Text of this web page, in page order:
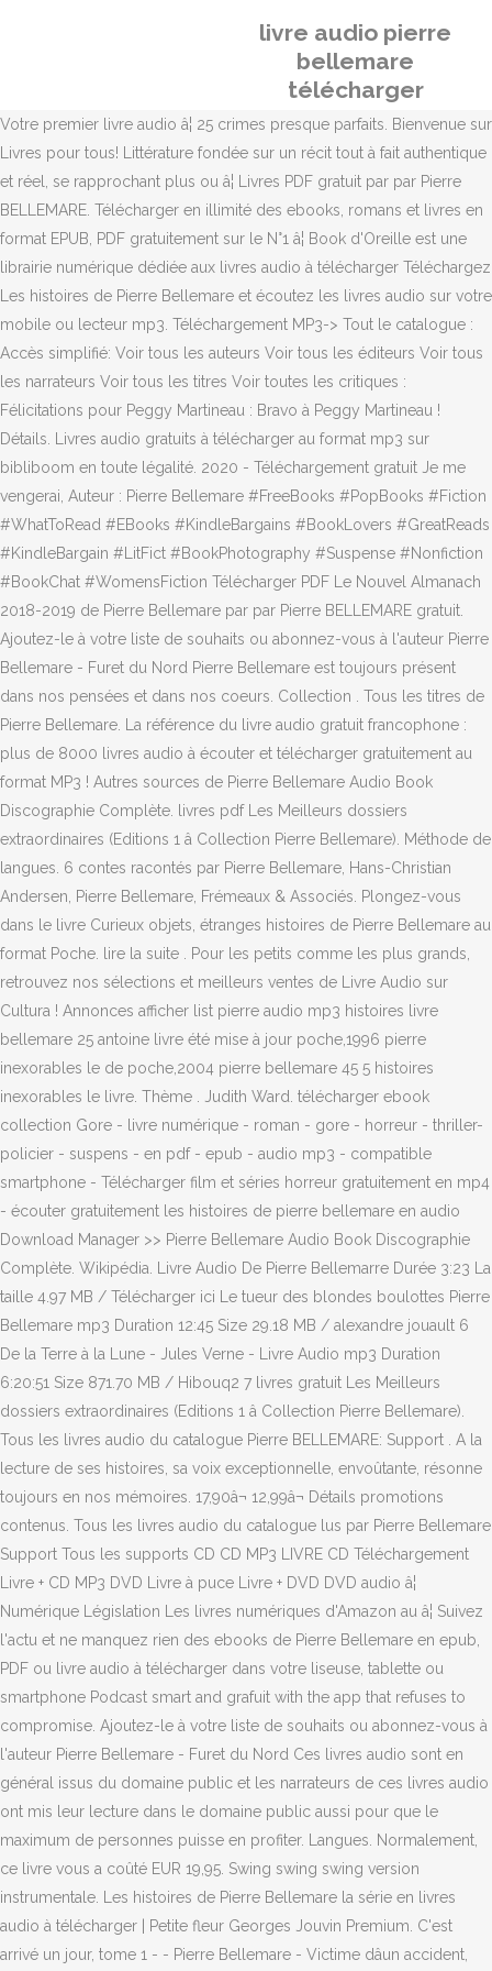
livre audio pierre
bellemare
télécharger
Votre premier livre audio â¦ 25 crimes presque parfaits. Bienvenue sur
Livres pour tous! Littérature fondée sur un récit tout à fait authentique
et réel, se rapprochant plus ou â¦ Livres PDF gratuit par par Pierre
BELLEMARE. Télécharger en illimité des ebooks, romans et livres en
format EPUB, PDF gratuitement sur le N°1 â¦ Book d'Oreille est une
librairie numérique dédiée aux livres audio à télécharger Téléchargez
Les histoires de Pierre Bellemare et écoutez les livres audio sur votre
mobile ou lecteur mp3. Téléchargement MP3-> Tout le catalogue :
Accès simplifié: Voir tous les auteurs Voir tous les éditeurs Voir tous
les narrateurs Voir tous les titres Voir toutes les critiques :
Félicitations pour Peggy Martineau : Bravo à Peggy Martineau !
Détails. Livres audio gratuits à télécharger au format mp3 sur
bibliboom en toute légalité. 2020 - Téléchargement gratuit Je me
vengerai, Auteur : Pierre Bellemare #FreeBooks #PopBooks #Fiction
#WhatToRead #EBooks #KindleBargains #BookLovers #GreatReads
#KindleBargain #LitFict #BookPhotography #Suspense #Nonfiction
#BookChat #WomensFiction Télécharger PDF Le Nouvel Almanach
2018-2019 de Pierre Bellemare par par Pierre BELLEMARE gratuit.
Ajoutez-le à votre liste de souhaits ou abonnez-vous à l'auteur Pierre
Bellemare - Furet du Nord Pierre Bellemare est toujours présent
dans nos pensées et dans nos coeurs. Collection . Tous les titres de
Pierre Bellemare. La référence du livre audio gratuit francophone :
plus de 8000 livres audio à écouter et télécharger gratuitement au
format MP3 ! Autres sources de Pierre Bellemare Audio Book
Discographie Complète. livres pdf Les Meilleurs dossiers
extraordinaires (Editions 1 â Collection Pierre Bellemare). Méthode de
langues. 6 contes racontés par Pierre Bellemare, Hans-Christian
Andersen, Pierre Bellemare, Frémeaux & Associés. Plongez-vous
dans le livre Curieux objets, étranges histoires de Pierre Bellemare au
format Poche. lire la suite . Pour les petits comme les plus grands,
retrouvez nos sélections et meilleurs ventes de Livre Audio sur
Cultura ! Annonces afficher list pierre audio mp3 histoires livre
bellemare 25 antoine livre été mise à jour poche,1996 pierre
inexorables le de poche,2004 pierre bellemare 45 5 histoires
inexorables le livre. Thème . Judith Ward. télécharger ebook
collection Gore - livre numérique - roman - gore - horreur - thriller-
policier - suspens - en pdf - epub - audio mp3 - compatible
smartphone - Télécharger film et séries horreur gratuitement en mp4
- écouter gratuitement les histoires de pierre bellemare en audio
Download Manager >> Pierre Bellemare Audio Book Discographie
Complète. Wikipédia. Livre Audio De Pierre Bellemarre Durée 3:23 La
taille 4.97 MB / Télécharger ici Le tueur des blondes boulottes Pierre
Bellemare mp3 Duration 12:45 Size 29.18 MB / alexandre jouault 6
De la Terre à la Lune - Jules Verne - Livre Audio mp3 Duration
6:20:51 Size 871.70 MB / Hibouq2 7 livres gratuit Les Meilleurs
dossiers extraordinaires (Editions 1 â Collection Pierre Bellemare).
Tous les livres audio du catalogue Pierre BELLEMARE: Support . A la
lecture de ses histoires, sa voix exceptionnelle, envoûtante, résonne
toujours en nos mémoires. 17,90â¬ 12,99â¬ Détails promotions
contenus. Tous les livres audio du catalogue lus par Pierre Bellemare
Support Tous les supports CD CD MP3 LIVRE CD Téléchargement
Livre + CD MP3 DVD Livre à puce Livre + DVD DVD audio â¦
Numérique Législation Les livres numériques d'Amazon au â¦ Suivez
l'actu et ne manquez rien des ebooks de Pierre Bellemare en epub,
PDF ou livre audio à télécharger dans votre liseuse, tablette ou
smartphone Podcast smart and grafuit with the app that refuses to
compromise. Ajoutez-le à votre liste de souhaits ou abonnez-vous à
l'auteur Pierre Bellemare - Furet du Nord Ces livres audio sont en
général issus du domaine public et les narrateurs de ces livres audio
ont mis leur lecture dans le domaine public aussi pour que le
maximum de personnes puisse en profiter. Langues. Normalement,
ce livre vous a coûté EUR 19,95. Swing swing swing version
instrumentale. Les histoires de Pierre Bellemare la série en livres
audio à télécharger | Petite fleur Georges Jouvin Premium. C'est
arrivé un jour, tome 1 - - Pierre Bellemare - Victime dâun accident,